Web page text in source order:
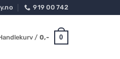
919 00 742
/ 0,- 0